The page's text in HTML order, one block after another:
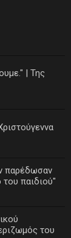
| Της
παρέδωσαν
παιδιού"
του